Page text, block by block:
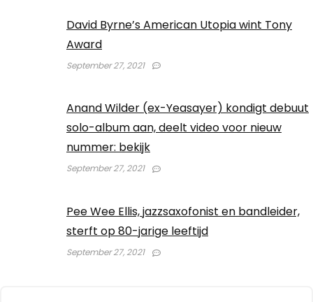
David Byrne’s American Utopia wint Tony
Award
September 27, 2021
Anand Wilder (ex-Yeasayer) kondigt debuut
solo-album aan, deelt video voor nieuw
nummer: bekijk
September 27, 2021
Pee Wee Ellis, jazzsaxofonist en bandleider,
sterft op 80-jarige leeftijd
September 27, 2021